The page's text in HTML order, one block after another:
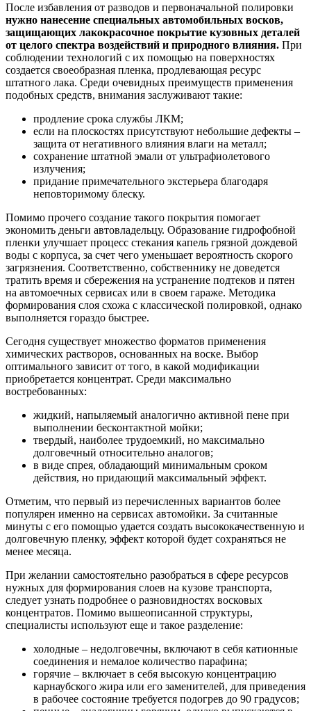
После избавления от разводов и первоначальной полировки
нужно нанесение специальных автомобильных восков,
защищающих лакокрасочное покрытие кузовных деталей
от целого спектра воздействий и природного влияния. При
соблюдении технологий с их помощью на поверхностях
создается своеобразная пленка, продлевающая ресурс
штатного лака. Среди очевидных преимуществ применения
подобных средств, внимания заслуживают такие:
продление срока службы ЛКМ;
если на плоскостях присутствуют небольшие дефекты –
защита от негативного влияния влаги на металл;
сохранение штатной эмали от ультрафиолетового
излучения;
придание примечательного экстерьера благодаря
неповторимому блеску.
Помимо прочего создание такого покрытия помогает
экономить деньги автовладельцу. Образование гидрофобной
пленки улучшает процесс стекания капель грязной дождевой
воды с корпуса, за счет чего уменьшает вероятность скорого
загрязнения. Соответственно, собственнику не доведется
тратить время и сбережения на устранение подтеков и пятен
на автомоечных сервисах или в своем гараже. Методика
формирования слоя схожа с классической полировкой, однако
выполняется гораздо быстрее.
Сегодня существует множество форматов применения
химических растворов, основанных на воске. Выбор
оптимального зависит от того, в какой модификации
приобретается концентрат. Среди максимально
востребованных:
жидкий, напыляемый аналогично активной пене при
выполнении бесконтактной мойки;
твердый, наиболее трудоемкий, но максимально
долговечный относительно аналогов;
в виде спрея, обладающий минимальным сроком
действия, но придающий максимальный эффект.
Отметим, что первый из перечисленных вариантов более
популярен именно на сервисах автомойки. За считанные
минуты с его помощью удается создать высококачественную и
долговечную пленку, эффект которой будет сохраняться не
менее месяца.
При желании самостоятельно разобраться в сфере ресурсов
нужных для формирования слоев на кузове транспорта,
следует узнать подробнее о разновидностях восковых
концентратов. Помимо вышеописанной структуры,
специалисты используют еще и такое разделение:
холодные – недолговечны, включают в себя катионные
соединения и немалое количество парафина;
горячие – включает в себя высокую концентрацию
карнаубского жира или его заменителей, для приведения
в рабочее состояние требуется подогрев до 90 градусов;